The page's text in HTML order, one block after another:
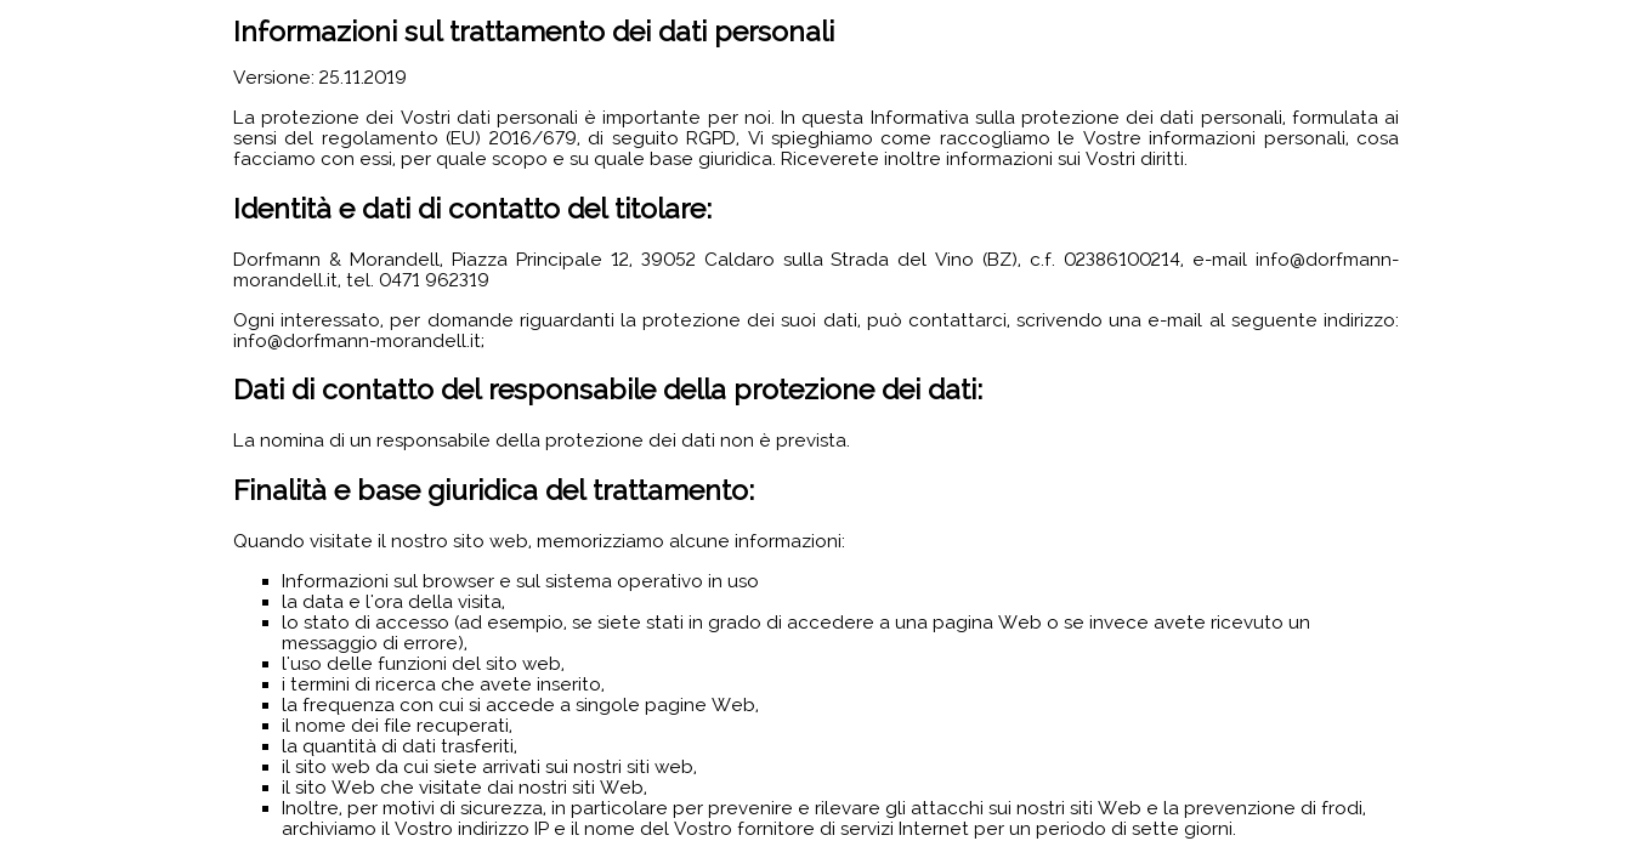
Informazioni sul trattamento dei dati personali
Versione: 25.11.2019
La protezione dei Vostri dati personali è importante per noi. In questa Informativa sulla protezione dei dati personali, formulata ai
sensi del regolamento (EU) 2016/679, di seguito RGPD, Vi spieghiamo come raccogliamo le Vostre informazioni personali, cosa
facciamo con essi, per quale scopo e su quale base giuridica. Riceverete inoltre informazioni sui Vostri diritti.
Identità e dati di contatto del titolare:
Dorfmann & Morandell, Piazza Principale 12, 39052 Caldaro sulla Strada del Vino (BZ), c.f. 02386100214, e-mail info@dorfmann-
morandell.it, tel. 0471 962319
Ogni interessato, per domande riguardanti la protezione dei suoi dati, può contattarci, scrivendo una e-mail al seguente indirizzo:
info@dorfmann-morandell.it;
Dati di contatto del responsabile della protezione dei dati:
La nomina di un responsabile della protezione dei dati non è prevista.
Finalità e base giuridica del trattamento:
Quando visitate il nostro sito web, memorizziamo alcune informazioni:
Informazioni sul browser e sul sistema operativo in uso
la data e l'ora della visita,
lo stato di accesso (ad esempio, se siete stati in grado di accedere a una pagina Web o se invece avete ricevuto un
messaggio di errore),
l'uso delle funzioni del sito web,
i termini di ricerca che avete inserito,
la frequenza con cui si accede a singole pagine Web,
il nome dei file recuperati,
la quantità di dati trasferiti,
il sito web da cui siete arrivati sui nostri siti web,
il sito Web che visitate dai nostri siti Web,
Inoltre, per motivi di sicurezza, in particolare per prevenire e rilevare gli attacchi sui nostri siti Web e la prevenzione di frodi,
archiviamo il Vostro indirizzo IP e il nome del Vostro fornitore di servizi Internet per un periodo di sette giorni.